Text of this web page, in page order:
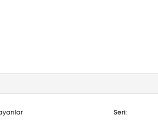
Seri: